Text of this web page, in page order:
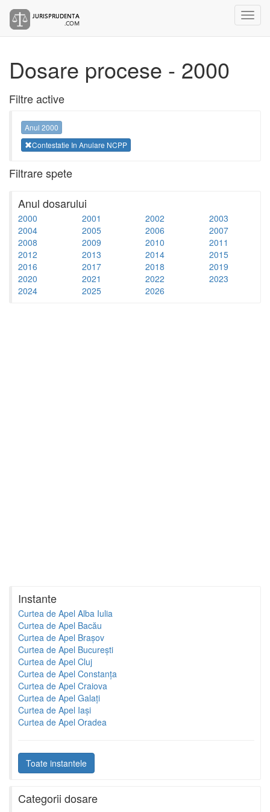
Dosare procese - 2000
Filtre active
Anul 2000
Contestatie In Anulare NCPP
Filtrare spete
Anul dosarului
2000 2001 2002
2003
2004
2005 2006
2007
2008
2009 2010
2011
2012
2013 2014
2015
2016
2017 2018
2019
2020
2021 2022
2023
2024
2025 2026
Instante
Curtea de Apel Alba Iulia
Curtea de Apel Bacău
Curtea de Apel Brașov
Curtea de Apel București
Curtea de Apel Cluj
Curtea de Apel Constanța
Curtea de Apel Craiova
Curtea de Apel Galați
Curtea de Apel Iași
Curtea de Apel Oradea
Toate instantele
Categorii dosare